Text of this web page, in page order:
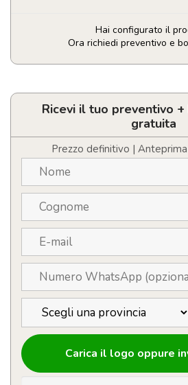
Hai configurato il
Ora richiedi preventivo e
Tazza
effetto
marmorizzato
quantità
Ricevi il tuo preventivo
gratuita
Prezzo definitivo |
Carica il logo oppure